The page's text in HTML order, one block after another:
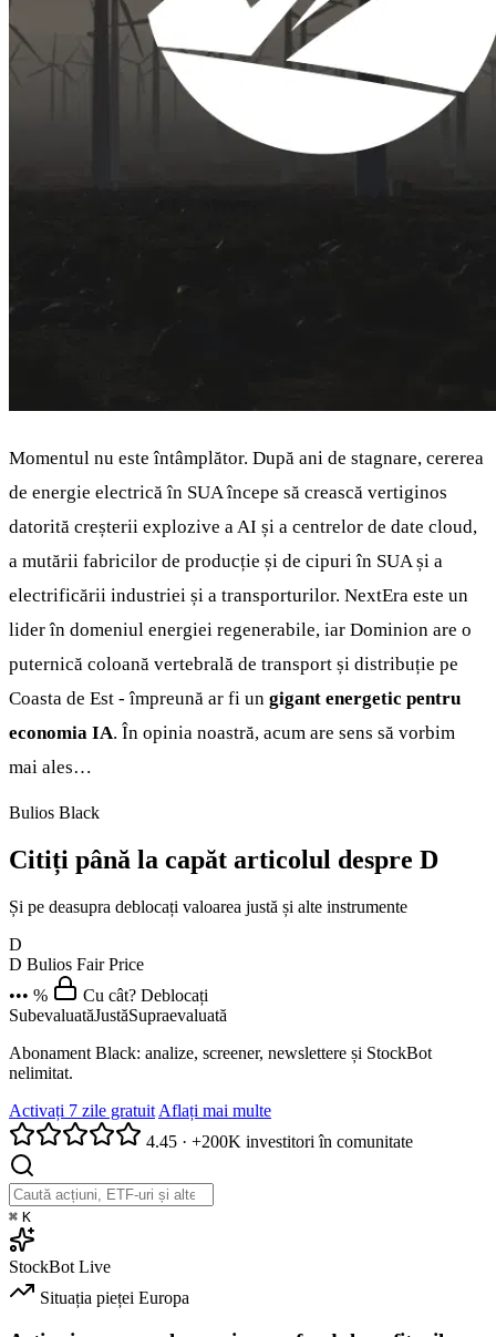
Momentul nu este întâmplător. După ani de stagnare, cererea
de energie electrică în SUA începe să crească vertiginos
datorită creșterii explozive a AI și a centrelor de date cloud,
a mutării fabricilor de producție și de cipuri în SUA și a
electrificării industriei și a transporturilor. NextEra este un
lider în domeniul energiei regenerabile, iar Dominion are o
puternică coloană vertebrală de transport și distribuție pe
Coasta de Est - împreună ar fi un gigant energetic pentru
economia IA. În opinia noastră, acum are sens să vorbim
mai ales…
Bulios Black
Citiți până la capăt articolul despre D
Și pe deasupra deblocați valoarea justă și alte instrumente
D
D Bulios Fair Price
••• %
Cu cât? Deblocați
SubevaluatăJustăSupraevaluată
Abonament Black: analize, screener, newslettere și StockBot
nelimitat.
Activați 7 zile gratuit Aflați mai multe
4.45 · +200K investitori în comunitate
⌘ K
StockBot Live
Situația pieței Europa